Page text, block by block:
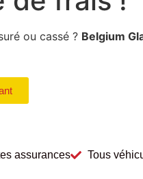
ou cassé ? Belgium
assurances Tous